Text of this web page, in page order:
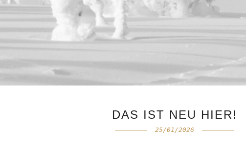
DAS IST NEU HIER!
25/01/2026